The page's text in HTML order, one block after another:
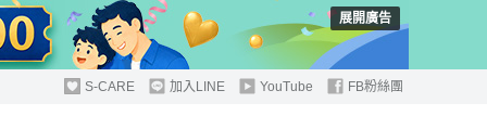
展開廣告
S-CARE 加入LINE YouTube FB粉絲團